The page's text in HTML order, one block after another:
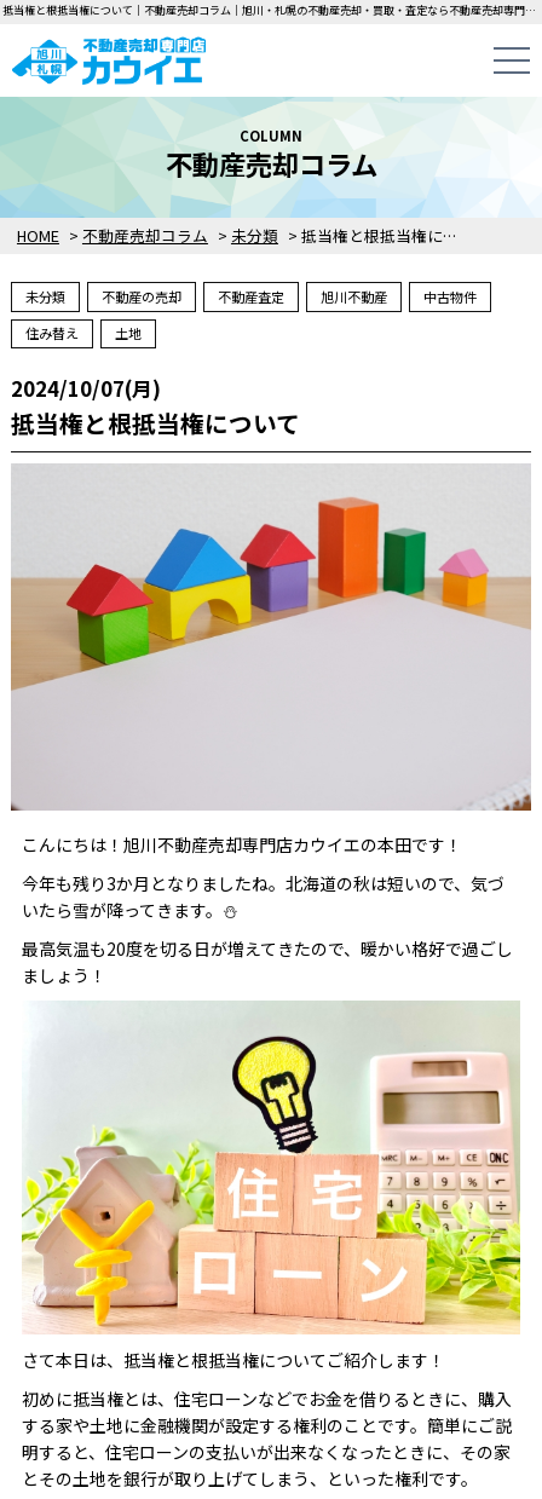
抵当権と根抵当権について｜不動産売却コラム｜旭川・札幌の不動産売却・買取・査定なら不動産売却専門店カウイエにお任せください！中古一戸建て・マンション・土地の即日無料査定・即金買取を行っています！
HOME > 不動産売却コラム > 未分類 > 抵当権と根抵当権について
COLUMN
不動産売却コラム
未分類 不動産の売却 不動産査定 旭川不動産
中古物件
住み替え
土地
2024/10/07(月)
抵当権と根抵当権について
こんにちは！旭川不動産売却専門店カウイエの本田です！
今年も残り3か月となりましたね。北海道の秋は短いので、気づ
いたら雪が降ってきます。⛄
最高気温も20度を切る日が増えてきたので、暖かい格好で過ごし
ましょう！
さて本日は、抵当権と根抵当権についてご紹介します！
初めに抵当権とは、住宅ローンなどでお金を借りるときに、購入
する家や土地に金融機関が設定する権利のことです。簡単にご説
明すると、住宅ローンの支払いが出来なくなったときに、その家
とその土地を銀行が取り上げてしまう、といった権利です。